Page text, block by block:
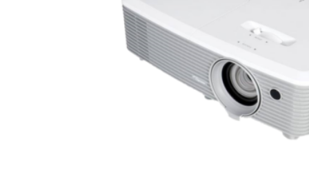
Onze serviceafdeling helpt
verder tot
17:00 uur.
gemakkelijk via Microsoft
Jouw